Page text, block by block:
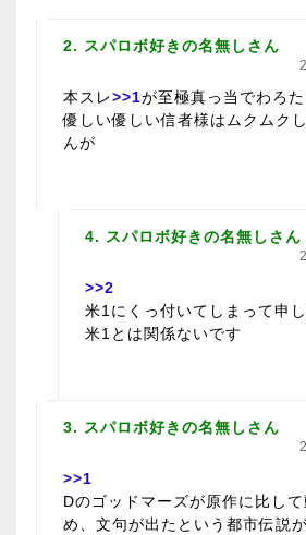
2. スパロボ好きの名無しさん
本スレ>>1が至極真っ当でわろた
優しい優しい信者様はムクムク
んが
4. スパロボ好きの名無しさん
>>2
米1にくっ付いてしまって申
米1とは関係ないです
3. スパロボ好きの名無しさん
>>1
Dのゴッドマーズが原作に比し
め、文句が出たという都市伝説が